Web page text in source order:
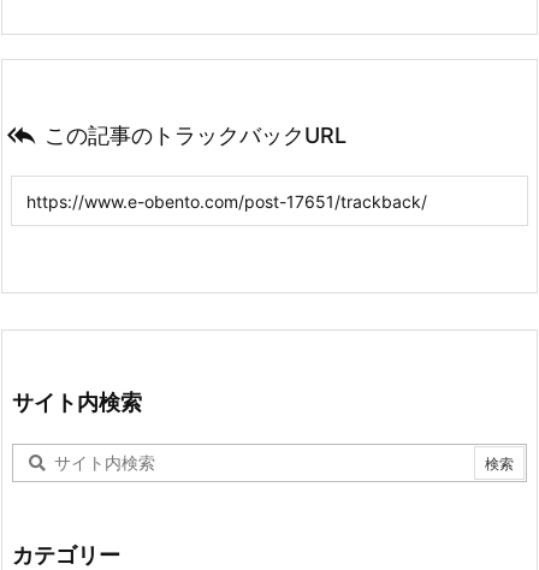
 この記事のトラックバックURL
サイト内検索
カテゴリー